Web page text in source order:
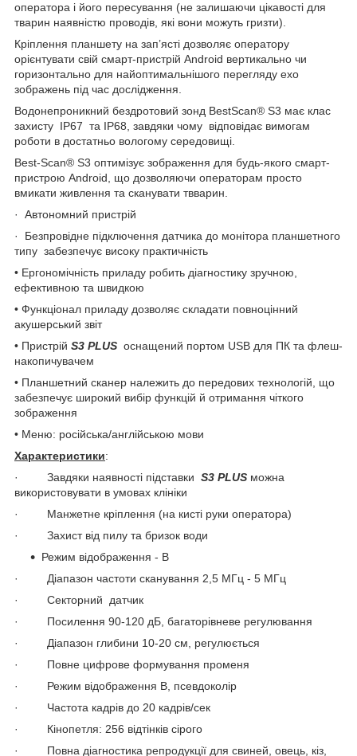
оператора і його пересування (не залишаючи цікавості для
тварин наявністю проводів, які вони можуть гризти).
Кріплення планшету на зап’ясті дозволяє оператору
орієнтувати свій смарт-пристрій Android вертикально чи
горизонтально для найоптимальнішого перегляду ехо
зображень під час дослідження.
Водонепроникний бездротовий зонд BestScan® S3 має клас
захисту IP67 та IP68, завдяки чому відповідає вимогам
роботи в достатньо вологому середовищі.
Best-Scan® S3 оптимізує зображення для будь-якого смарт-
пристрою Android, що дозволяючи операторам просто
вмикати живлення та сканувати твварин.
· Автономний пристрій
· Безпровідне підключення датчика до монітора планшетного
типу забезпечує високу практичність
• Ергономічність приладу робить діагностику зручною,
ефективною та швидкою
• Функціонал приладу дозволяє складати повноцінний
акушерський звіт
• Пристрій S3 PLUS оснащений портом USB для ПК та флеш-
накопичувачем
• Планшетний сканер належить до передових технологій, що
забезпечує широкий вибір функцій й отримання чіткого
зображення
• Меню: російська/англійською мови
Характеристики:
· Завдяки наявності підставки S3 PLUS можна
використовувати в умовах клініки
· Манжетне кріплення (на кисті руки оператора)
· Захист від пилу та бризок води
Режим відображення - B
· Діапазон частоти сканування 2,5 МГц - 5 МГц
· Секторний датчик
· Посилення 90-120 дБ, багаторівневе регулювання
· Діапазон глибини 10-20 см, регулюється
· Повне цифрове формування променя
· Режим відображення B, псевдоколір
· Частота кадрів до 20 кадрів/сек
· Кінопетля: 256 відтінків сірого
· Повна діагностика репродукції для свиней, овець, кіз,